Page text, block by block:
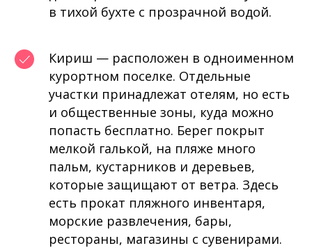
в тихой бухте с прозрачной водой.
Кириш — расположен в одноименном
курортном поселке. Отдельные
участки принадлежат отелям, но есть
и общественные зоны, куда можно
попасть бесплатно. Берег покрыт
мелкой галькой, на пляже много
пальм, кустарников и деревьев,
которые защищают от ветра. Здесь
есть прокат пляжного инвентаря,
морские развлечения, бары,
рестораны, магазины с сувенирами.